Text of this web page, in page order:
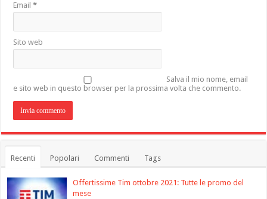
Email*
Sito web
Salva il mio nome, email
e sito web in questo browser per la prossima volta che commento.
Recenti Popolari Commenti Tags
Offertissime Tim ottobre 2021: Tutte le promo del
mese